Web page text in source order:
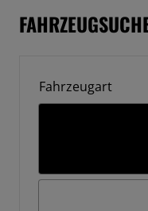
Fahrzeugart